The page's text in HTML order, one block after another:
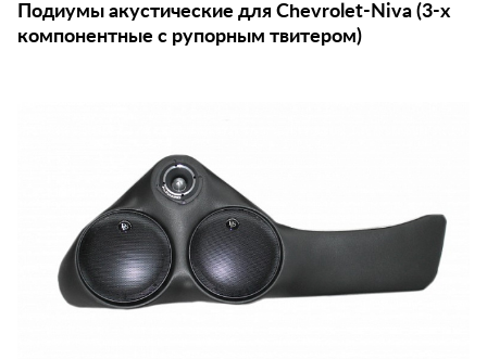
Подиумы акустические для Chevrolet-Niva (3-х
компонентные с рупорным твитером)